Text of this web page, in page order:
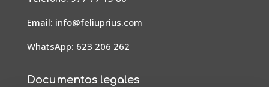
Email: info@feliuprius.com
WhatsApp: 623 206 262
Documentos legales